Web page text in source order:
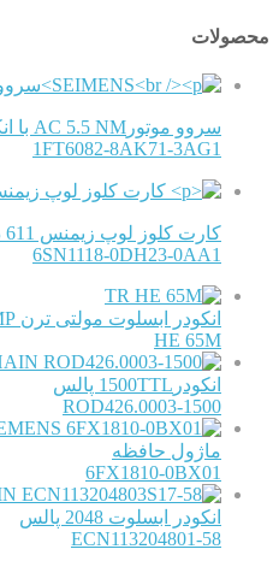
محصولات
سروو موتورAC 5.5 NM با انکودر ERN-1387.001-2048 مدل
1FT6082-8AK71-3AG1
کارت کلوز لوپ زیمنس 611 دیجیتال دو محوره با فیدبک خط کش مدل
6SN1118-0DH23-0AA1
TR
انکودر ابسلوت مولتی ترن 4096IMP و 4096 دور با خروجی GREY و RS422
HE 65M
انکودر1500TTL پالس
ROD426.0003-1500
ماژول حافظه
6FX1810-0BX01
انکودر ابسلوت 2048 پالس
ECN113204801-58